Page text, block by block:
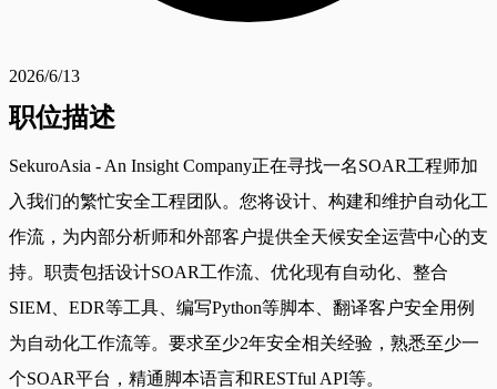
2026/6/13
职位描述
SekuroAsia - An Insight Company正在寻找一名SOAR工程师加
入我们的繁忙安全工程团队。您将设计、构建和维护自动化工
作流，为内部分析师和外部客户提供全天候安全运营中心的支
持。职责包括设计SOAR工作流、优化现有自动化、整合
SIEM、EDR等工具、编写Python等脚本、翻译客户安全用例
为自动化工作流等。要求至少2年安全相关经验，熟悉至少一
个SOAR平台，精通脚本语言和RESTful API等。